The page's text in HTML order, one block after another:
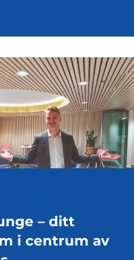
– ditt
i centrum av